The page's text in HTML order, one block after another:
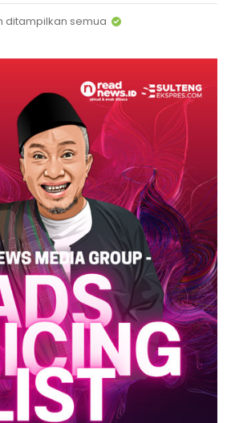
ditampilkan semua